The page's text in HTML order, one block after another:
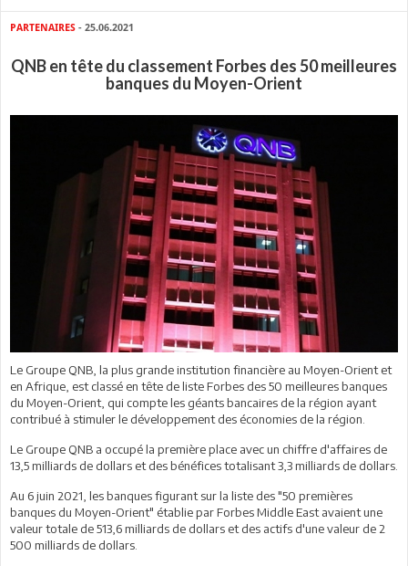
PARTENAIRES - 25.06.2021
QNB en tête du classement Forbes des 50 meilleures
banques du Moyen-Orient
Le Groupe QNB, la plus grande institution financière au Moyen-Orient et
en Afrique, est classé en tête de liste Forbes des 50 meilleures banques
du Moyen-Orient, qui compte les géants bancaires de la région ayant
contribué à stimuler le développement des économies de la région.
Le Groupe QNB a occupé la première place avec un chiffre d'affaires de
13,5 milliards de dollars et des bénéfices totalisant 3,3 milliards de dollars.
Au 6 juin 2021, les banques figurant sur la liste des "50 premières
banques du Moyen-Orient" établie par Forbes Middle East avaient une
valeur totale de 513,6 milliards de dollars et des actifs d'une valeur de 2
500 milliards de dollars.